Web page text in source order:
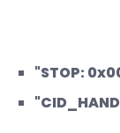
"STOP: